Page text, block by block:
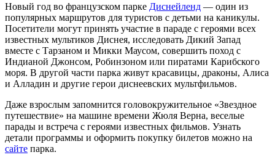
Новый год во французском парке Диснейленд — один из
популярных маршрутов для туристов с детьми на каникулы.
Посетители могут принять участие в параде с героями всех
известных мультиков Диснея, исследовать Дикий Запад
вместе с Тарзаном и Микки Маусом, совершить поход с
Индианой Джонсом, Робинзоном или пиратами Карибского
моря. В другой части парка живут красавицы, драконы, Алиса
и Алладин и другие герои диснеевских мультфильмов.
Даже взрослым запомнится головокружительное «Звездное
путешествие» на машине времени Жюля Верна, веселые
парады и встреча с героями известных фильмов. Узнать
детали программы и оформить покупку билетов можно на
сайте парка.